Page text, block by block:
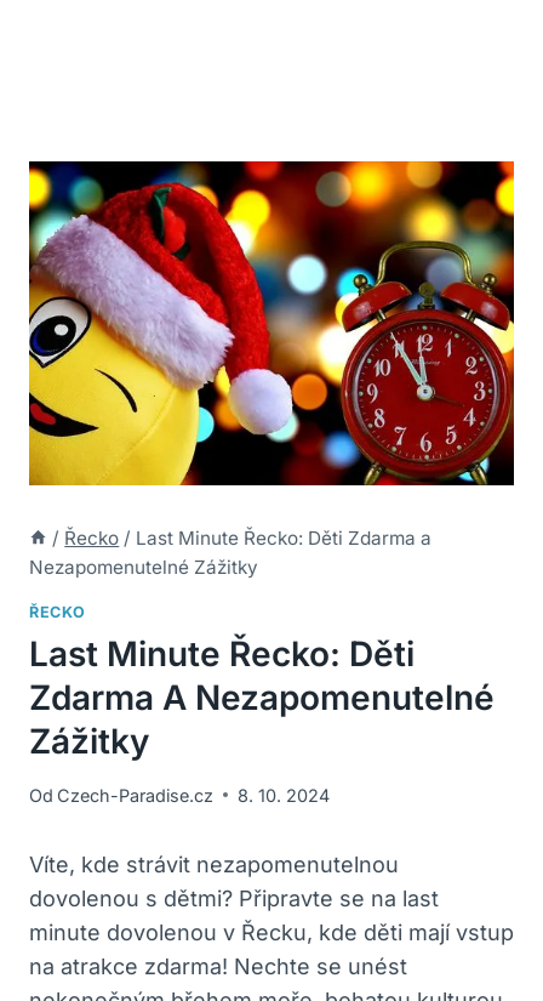
/ Řecko / Last Minute Řecko: Děti Zdarma a
Nezapomenutelné Zážitky
ŘECKO
Last Minute Řecko: Děti
Zdarma A Nezapomenutelné
Zážitky
Od Czech-Paradise.cz 8. 10. 2024
Víte, kde strávit nezapomenutelnou
dovolenou s dětmi? Připravte se na last
minute dovolenou v Řecku, kde děti mají vstup
na atrakce zdarma! Nechte se unést